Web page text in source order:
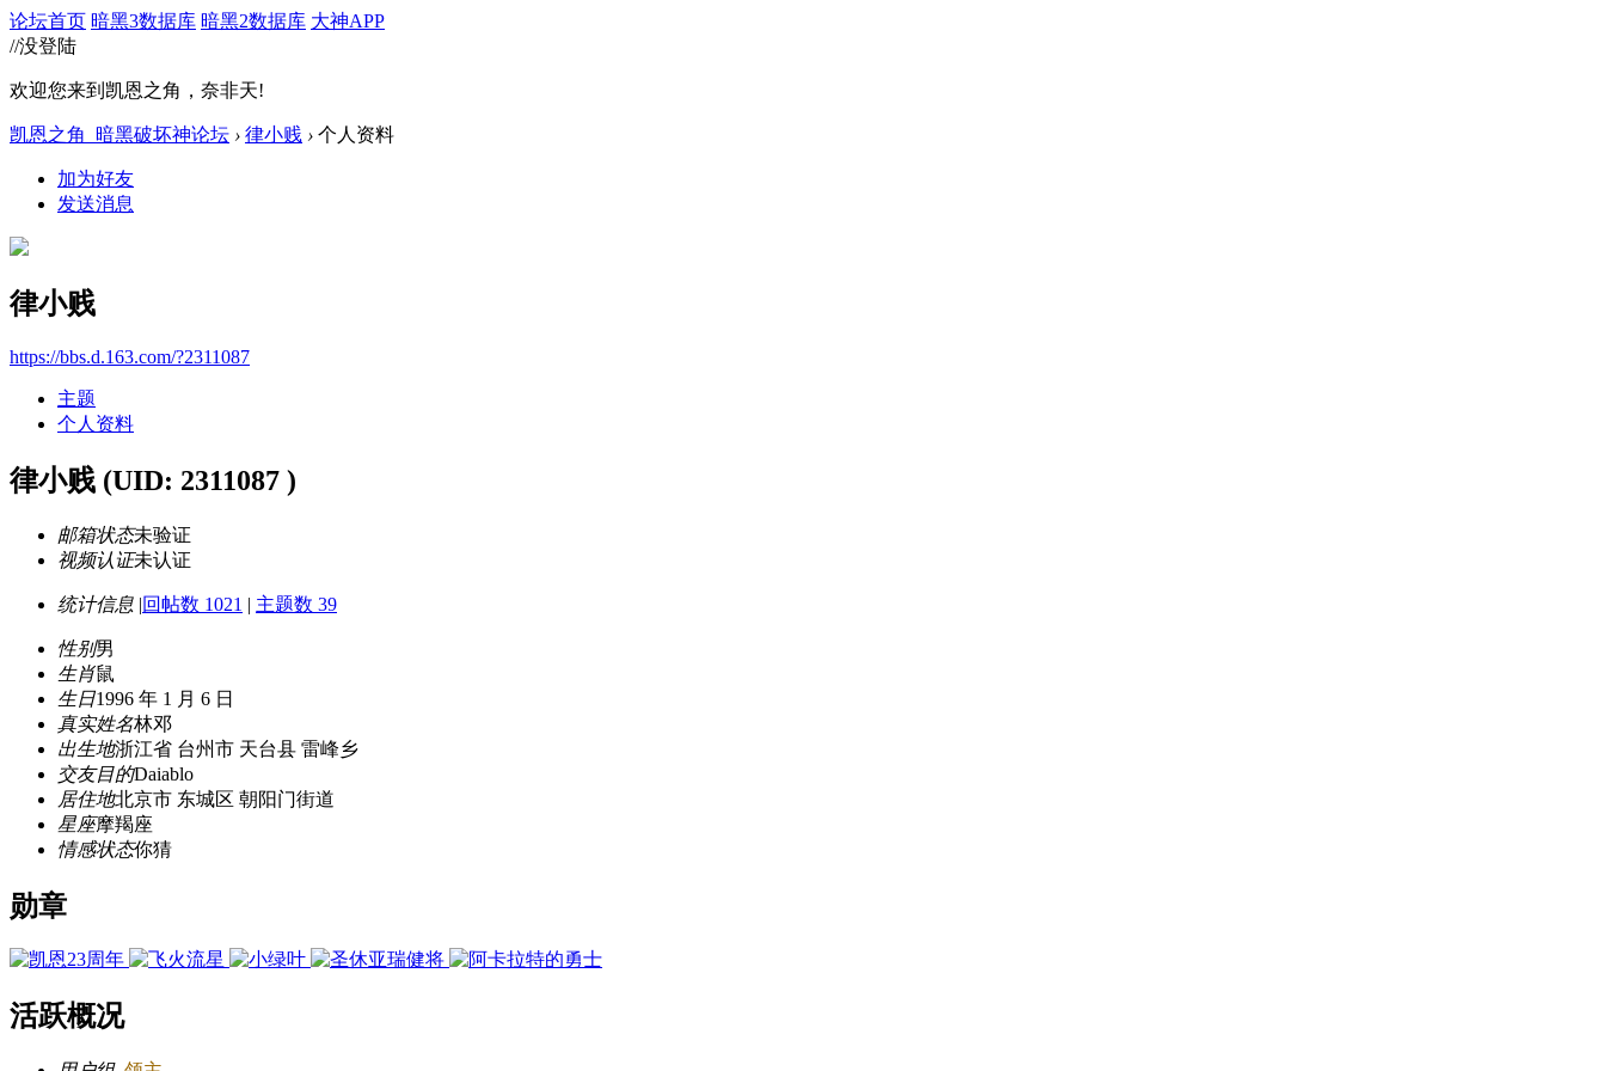
论坛首页 暗黑3数据库 暗黑2数据库 大神APP
//没登陆
欢迎您来到凯恩之角，奈非天!
凯恩之角_暗黑破坏神论坛 › 律小贱 › 个人资料
加为好友
发送消息
律小贱
https://bbs.d.163.com/?2311087
主题
个人资料
律小贱 (UID: 2311087 )
邮箱状态未验证
视频认证未认证
统计信息 |回帖数 1021 | 主题数 39
性别男
生肖鼠
生日1996 年 1 月 6 日
真实姓名林邓
出生地浙江省 台州市 天台县 雷峰乡
交友目的Daiablo
居住地北京市 东城区 朝阳门街道
星座摩羯座
情感状态你猜
勋章
活跃概况